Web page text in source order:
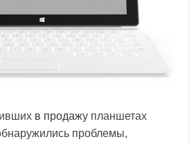
в продажу планшетах
проблемы,